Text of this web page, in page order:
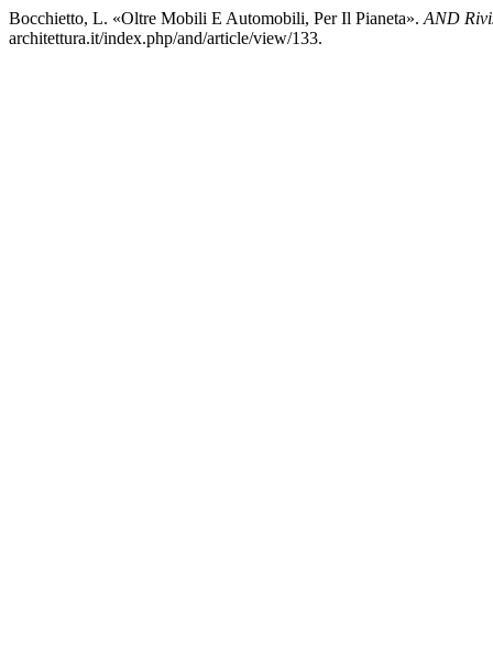
Bocchietto, L. «Oltre Mobili E Automobili, Per Il Pianeta». AND
architettura.it/index.php/and/article/view/133.